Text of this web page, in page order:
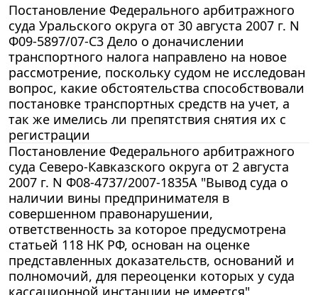
Постановление Федерального арбитражного
суда Уральского округа от 30 августа 2007 г. N
Ф09-5897/07-С3 Дело о доначислении
транспортного налога направлено на новое
рассмотрение, поскольку судом не исследован
вопрос, какие обстоятельства способствовали
постановке транспортных средств на учет, а
так же имелись ли препятствия снятия их с
регистрации
Постановление Федерального арбитражного
суда Северо-Кавказского округа от 2 августа
2007 г. N Ф08-4737/2007-1835А "Вывод суда о
наличии вины предпринимателя в
совершенном правонарушении,
ответственность за которое предусмотрена
статьей 118 НК РФ, основан на оценке
представленных доказательств, оснований и
полномочий, для переоценки которых у суда
кассационной инстанции не имеется"